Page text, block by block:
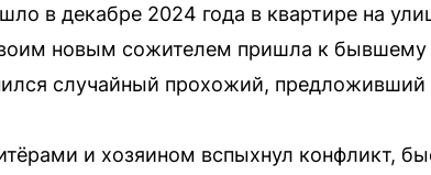
в декабре 2024 года в квартире на
новым сожителем пришла к бывшему
случайный прохожий,
и хозяином вспыхнул конфликт,